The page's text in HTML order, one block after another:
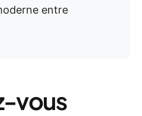
entre
vous